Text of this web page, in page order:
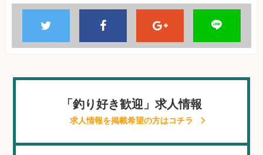
「釣り好き歓迎」求人情報
求人情報を掲載希望の方はコチラ